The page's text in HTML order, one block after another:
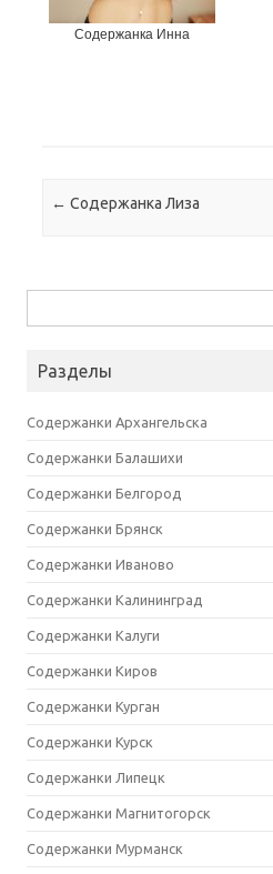
Содержанка Инна
Навигация по записям
← Содержанка Лиза
Разделы
Содержанки Архангельска
Содержанки Балашихи
Содержанки Белгород
Содержанки Брянск
Содержанки Иваново
Содержанки Калининград
Содержанки Калуги
Содержанки Киров
Содержанки Курган
Содержанки Курск
Содержанки Липецк
Содержанки Магнитогорск
Содержанки Мурманск